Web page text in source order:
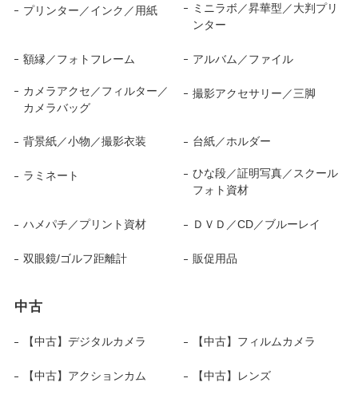
プリンター／インク／用紙
ミニラボ／昇華型／大判プリ
ンター
額縁／フォトフレーム アルバム／ファイル
カメラアクセ／フィルター／
カメラバッグ
撮影アクセサリー／三脚
背景紙／小物／撮影衣装 台紙／ホルダー
ラミネート
ひな段／証明写真／スクール
フォト資材
ハメパチ／プリント資材 ＤＶＤ／CD／ブルーレイ
双眼鏡/ゴルフ距離計 販促用品
中古
【中古】デジタルカメラ 【中古】フィルムカメラ
【中古】アクションカム 【中古】レンズ